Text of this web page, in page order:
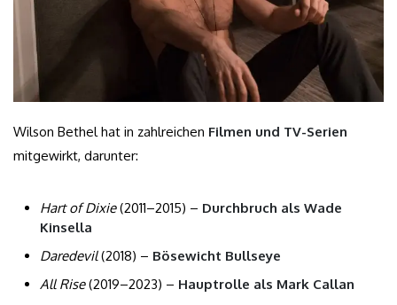
Wilson Bethel hat in zahlreichen Filmen und TV-Serien
mitgewirkt, darunter:
Hart of Dixie(2011–2015) – Durchbruch als Wade
Kinsella
Daredevil(2018) – Bösewicht Bullseye
All Rise(2019–2023) – Hauptrolle als Mark Callan